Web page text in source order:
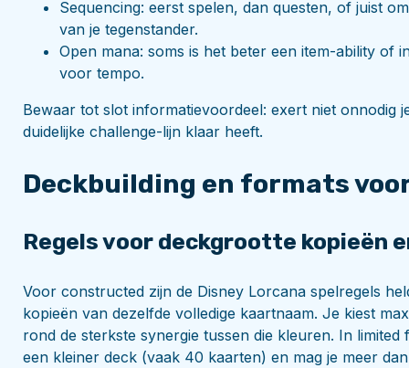
Sequencing: eerst spelen, dan questen, of juist
van je tegenstander.
Open mana: soms is het beter een item-ability of
voor tempo.
Bewaar tot slot informatievoordeel: exert niet onnodig
duidelijke challenge-lijn klaar heeft.
Deckbuilding en formats
Regels voor deckgrootte kopieën
Voor constructed zijn de Disney Lorcana spelregels
kopieën van dezelfde volledige kaartnaam. Je kiest
rond de sterkste synergie tussen die kleuren. In
een kleiner deck (vaak 40 kaarten) en mag je meer